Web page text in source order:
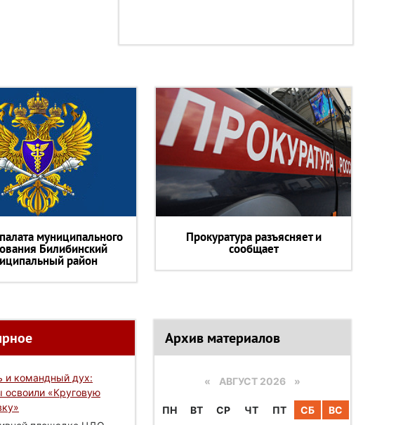
муниципального
Билибинский
район
Прокуратура разъясняет и
сообщает
и командный дух:
«Круговую
Архив материалов
« АВГУСТ 2026 »
ПН ВТ СР ЧТ ПТ СБ ВС